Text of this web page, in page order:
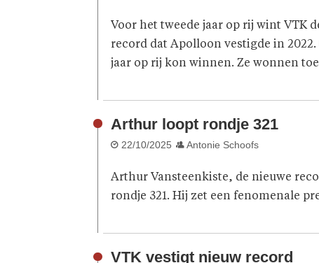
Voor het tweede jaar op rij wint VTK
record dat Apolloon vestigde in 2022.
jaar op rij kon winnen. Ze wonnen
Arthur loopt rondje 321
22/10/2025 Antonie Schoofs
Arthur Vansteenkiste, de nieuwe
rondje 321. Hij zet een fenomenale
VTK vestigt nieuw record